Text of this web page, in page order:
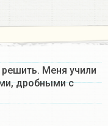
Меня учили
дробными с